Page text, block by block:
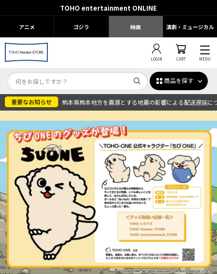
TOHO entertainment ONLINE
アニメ ゴジラ 映画 演劇・ミュージカル
LOGIN CART MENU
商品を探す
熊本県熊本地方を震源とする地震の影響による配送遅延に